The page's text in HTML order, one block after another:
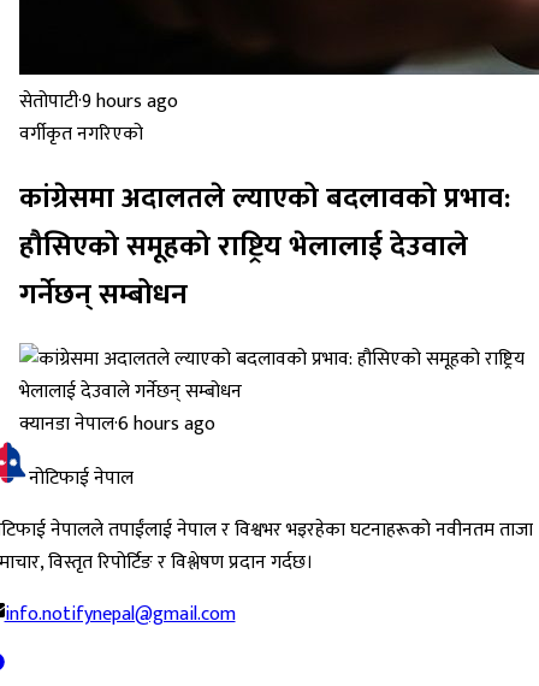
सेतोपाटी·9 hours ago
वर्गीकृत नगरिएको
कांग्रेसमा अदालतले ल्याएको बदलावको प्रभाव:
हौसिएको समूहको राष्ट्रिय भेलालाई देउवाले
गर्नेछन् सम्बोधन
क्यानडा नेपाल·6 hours ago
नोटिफाई नेपाल
नेपालले तपाईंलाई नेपाल र विश्वभर भइरहेका घटनाहरूको नवीनतम ताजा
विस्तृत रिपोर्टिङ र विश्लेषण प्रदान गर्दछ।
info.notifynepal@gmail.com